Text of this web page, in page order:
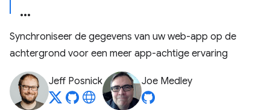
Synchroniseer de gegevens van uw web-app op de
achtergrond voor een meer app-achtige ervaring
Jeff Posnick Joe Medley